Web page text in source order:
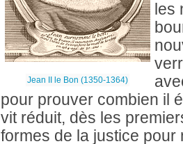
Jean II le Bon (1350-1364)
les
pour prouver combien il
vit réduit, dès les
formes de la justice